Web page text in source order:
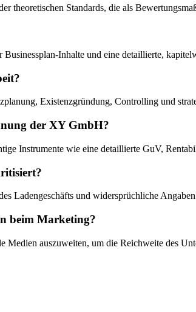
theoretischen Standards, die als
Inhalte und eine detaillierte,
Existenzgründung, Controlling und
der XY GmbH?
Instrumente wie eine detaillierte GuV,
Ladengeschäfts und widersprüchliche
beim Marketing?
auszuweiten, um die Reichweite des